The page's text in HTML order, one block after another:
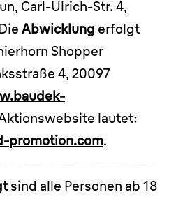
Carl-Ulrich-Str. 4,
Abwicklung erfolgt
Shopper
4, 20097
lautet:
promotion.com.
sind alle Personen ab 18